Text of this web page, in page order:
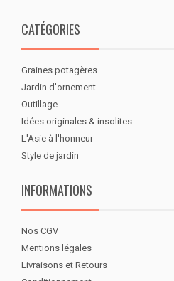
CATÉGORIES
Graines potagères
Jardin d'ornement
Outillage
Idées originales & insolites
L'Asie à l'honneur
Style de jardin
INFORMATIONS
Nos CGV
Mentions légales
Livraisons et Retours